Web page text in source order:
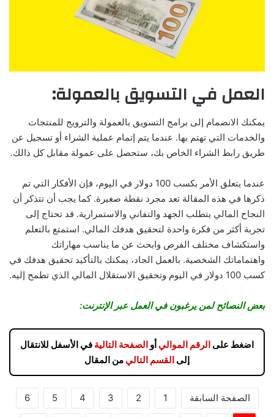
العمل في التسويق بالعمولة:
يمكنك الانضمام إلى برامج التسويق بالعمولة والترويج للمنتجات
والخدمات التي تهتم بها. عندما يتم إتمام عملية الشراء أو تسجيل عن
طريق رابط الشراء الخاص بك، ستحصل على عمولة مقابل كل ذالك.
عندما يتعلق الأمر بكسب 100 دولار في اليوم، فإن الأفكار التي تم
ذكرها في هذه المقالة تعد مجرد نقطة صغيرة. كما يجب أن تتذكر أن
النجاح المالي يتطلب الجهد والتفاني والاستمرارية. قد تحتاج إلى
تجربة أكثر من فكرة واحدة لتحقيق هدفك المالي. استمتع بالتعلم
واستكشاف مختلف الفرص وابحث عن ما يناسب مهاراتك
واهتماماتك الشخصية. بالعمل الجاد، يمكنك بالتأكيد تحقيق هدفك في
كسب 100 دولار في اليوم وتحقيق الاستقلال المالي الذي تطمح إليه.
بعض النصائح لمن يرغبون في العمل عبر الإنترنت:
اضغط على الرقم الموالي أو الصفحة التالية في الأسفل للانتقال
إلى القسم التالي من المقال
الصفحة السابقة 1
2
3
4
5
6